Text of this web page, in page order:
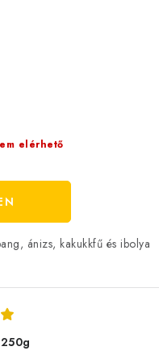
elérhető
ánizs, kakukkfű és ibolya